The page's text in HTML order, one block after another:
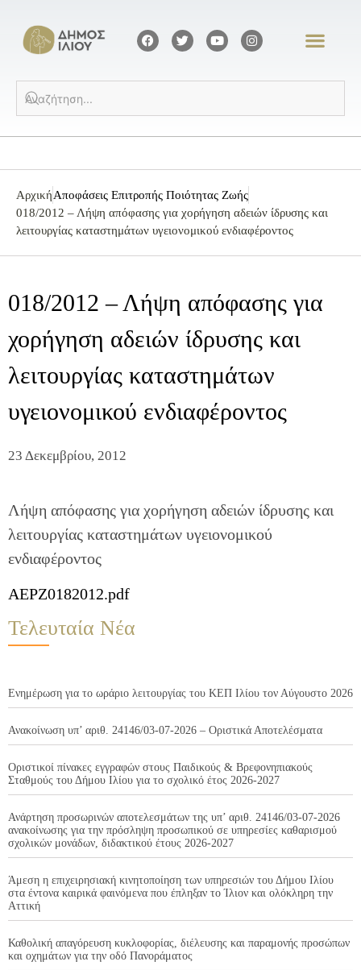
ΑρχικήΑποφάσεις Επιτροπής Ποιότητας Ζωής
018/2012 – Λήψη απόφασης για χορήγηση αδειών ίδρυσης και
λειτουργίας καταστημάτων υγειονομικού ενδιαφέροντος
018/2012 – Λήψη απόφασης για
χορήγηση αδειών ίδρυσης και
λειτουργίας καταστημάτων
υγειονομικού ενδιαφέροντος
23 Δεκεμβρίου, 2012
Λήψη απόφασης για χορήγηση αδειών ίδρυσης και
λειτουργίας καταστημάτων υγειονομικού
ενδιαφέροντος
AEPZ0182012.pdf
Τελευταία Νέα
Ενημέρωση για το ωράριο λειτουργίας του ΚΕΠ Ιλίου τον Αύγουστο 2026
Ανακοίνωση υπ’ αριθ. 24146/03-07-2026 – Οριστικά Αποτελέσματα
Οριστικοί πίνακες εγγραφών στους Παιδικούς & Βρεφονηπιακούς
Σταθμούς του Δήμου Ιλίου για το σχολικό έτος 2026-2027
Ανάρτηση προσωρινών αποτελεσμάτων της υπ’ αριθ. 24146/03-07-2026
ανακοίνωσης για την πρόσληψη προσωπικού σε υπηρεσίες καθαρισμού
σχολικών μονάδων, διδακτικού έτους 2026-2027
Άμεση η επιχειρησιακή κινητοποίηση των υπηρεσιών του Δήμου Ιλίου
στα έντονα καιρικά φαινόμενα που έπληξαν το Ίλιον και ολόκληρη την
Αττική
Καθολική απαγόρευση κυκλοφορίας, διέλευσης και παραμονής προσώπων
και οχημάτων για την οδό Πανοράματος